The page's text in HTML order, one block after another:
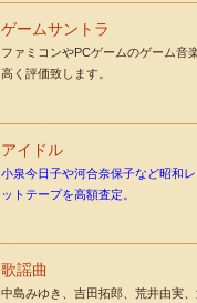
ゲームサントラ
ファミコンやPCゲームのゲーム音
高く評価致します。
アイドル
小泉今日子や河合奈保子など昭和
ットテープを高額査定。
歌謡曲
中島みゆき、吉田拓郎、荒井由実